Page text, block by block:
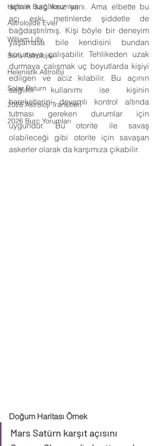
Haftalık Burç Yorumları
Astrolojide Evler
William Lilly
Soru Astrolojisi
Helenistik Astroloji
Solar Return
2026 Astroloji Transitleri
2026 Burç Yorumları
açının sağlıksız yanı. Ama elbette bu
açı eski metinlerde şiddetle de
bağdaştırılmış. Kişi böyle bir deneyim
yaşamasa bile kendisini bundan
korumaya çalışabilir. Tehlikeden uzak
durmaya çalışmak uç boyutlarda kişiyi
edilgen ve aciz kılabilir. Bu açının
sağlıklı kullanımı ise kişinin
hareketlerini devamlı kontrol altında
tutması gereken durumlar için
uygundur. Bu otorite ile savaş
olabileceği gibi otorite için savaşan
askerler olarak da karşımıza çıkabilir.
Doğum Haritası Örnek
Mars Satürn karşıt açısını